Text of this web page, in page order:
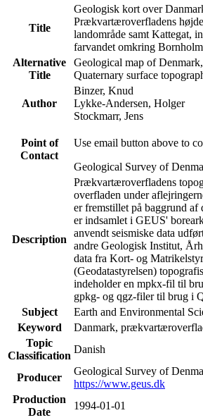
Title
Geologisk kort over
Prækvartæroverfladens
landområde samt Kattegat,
farvandet omkring Bornholm
Alternative
Title
Geological map of
Quaternary surface
Author
Binzer, Knud
Lykke-Andersen, Holger
Stockmarr, Jens
Point of
Contact
Use email button above to
Geological Survey of
Description
Prækvartæroverfladens
overfladen under
er fremstillet på baggrund af
er indsamlet i GEUS'
anvendt seismiske data
andre Geologisk Institut,
data fra Kort- og
(Geodatastyrelsen)
indeholder en mpkx-fil til
gpkg- og qgz-filer til brug i
Subject
Earth and Environmental
Keyword
Danmark,
Topic
Classification
Danish
Producer
Geological Survey of
https://www.geus.dk
Production
Date
1994-01-01